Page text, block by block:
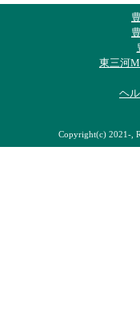
東三河
ヘ
Copyright(c) 2021-,